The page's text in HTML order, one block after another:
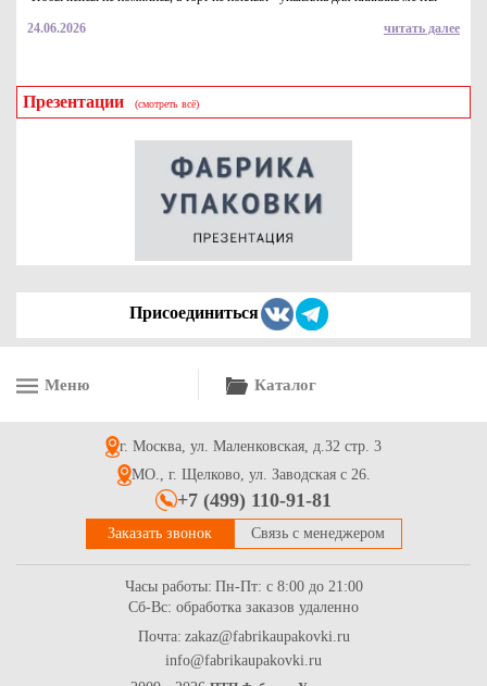
24.06.2026 читать далее
Презентации (смотреть всё)
Присоединиться
Меню Каталог
г. Москва, ул. Маленковская, д.32 стр. 3
МО., г. Щелково, ул. Заводская с 26.
+7 (499) 110-91-81
Заказать звонок Связь с менеджером
Часы работы: Пн-Пт: с 8:00 до 21:00
Сб-Вс: обработка заказов удаленно
Почта: zakaz@fabrikaupakovki.ru
info@fabrikaupakovki.ru